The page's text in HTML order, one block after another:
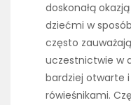
doskonałą
dziećmi w
często
uczestnictwie w
bardziej otwarte
rówieśnikami.